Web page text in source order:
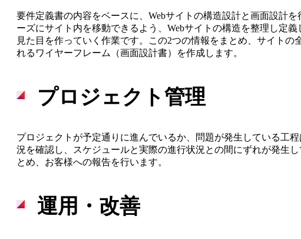
働く環境・制度を知る
Workplace
オフィス案内
最新情報を知る
Blog
要件定義書の内容をベースに、Webサイトの構造設計と画面設計
ーズにサイト内を移動できるよう、Webサイトの構造を整理し定
見た目を作っていく作業です。この2つの情報をまとめ、サイト
れるワイヤーフレーム（画面設計書）を作成します。
プロジェクト管理
プロジェクトが予定通りに進んでいるか、問題が発生している工
況を確認し、スケジュールと実際の進行状況との間にずれが発生
とめ、お客様への報告を行います。
運用・改善